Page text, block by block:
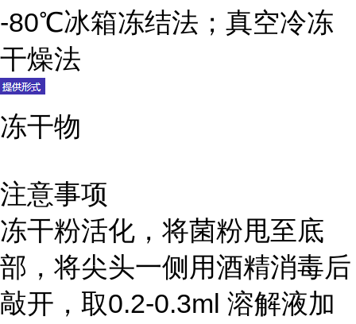
-80℃冰箱冻结法；真空冷冻
干燥法
冻干物
注意事项
冻干粉活化，将菌粉甩至底
部，将尖头一侧用酒精消毒后
敲开，取0.2-0.3ml 溶解液加